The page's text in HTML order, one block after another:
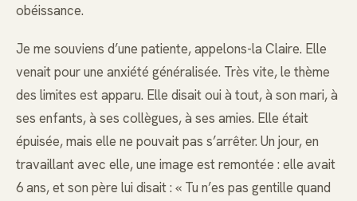
obéissance.
Je me souviens d’une patiente, appelons-la Claire. Elle
venait pour une anxiété généralisée. Très vite, le thème
des limites est apparu. Elle disait oui à tout, à son mari, à
ses enfants, à ses collègues, à ses amies. Elle était
épuisée, mais elle ne pouvait pas s’arrêter. Un jour, en
travaillant avec elle, une image est remontée : elle avait
6 ans, et son père lui disait : « Tu n’es pas gentille quand